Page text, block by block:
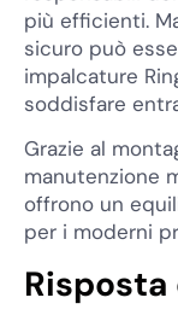
più efficienti.
sicuro può
impalcature
soddisfare
Grazie al
manutenzione
offrono un
per i moderni